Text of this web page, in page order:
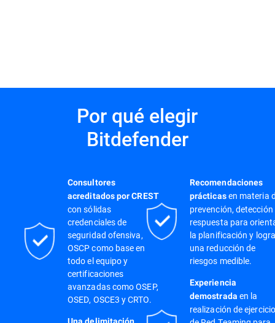
Por qué elegir
Bitdefender
Consultores
acreditados por CREST
con sólidas
credenciales de
seguridad ofensiva,
OSCP como base en
todo el equipo y
certificaciones
avanzadas como OSEP,
OSED, OSCE3 y CRTO.
Recomendaciones
prácticasen materia
prevención, detección
respuesta para
la planificación y
una reducción de
riesgos medible.
Experiencia
demostrada en la
realización de